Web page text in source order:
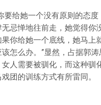
要给她一个没有原则的态度
忌惮地往前走，她觉得你
果你给她一个底线，她马上
怎么办。”显然，占据郭涛
人需要被驯化，而这种驯
团的训练方式有所雷同。